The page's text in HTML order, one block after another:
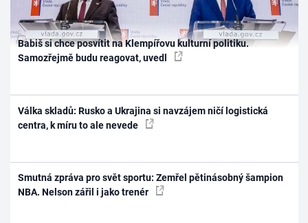
Babiš si chce posvítit na Klempířovu kulturní politiku.
Samozřejmě budu reagovat, uvedl
Válka skladů: Rusko a Ukrajina si navzájem ničí logistická
centra, k míru to ale nevede
Smutná zpráva pro svět sportu: Zemřel pětinásobný šampion
NBA. Nelson zářil i jako trenér